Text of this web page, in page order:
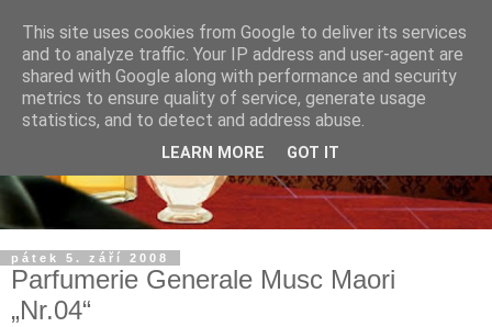
pátek 5. září 2008
Parfumerie Generale Musc Maori
„Nr.04“
This site uses cookies from Google to deliver its services
and to analyze traffic. Your IP address and user-agent are
shared with Google along with performance and security
metrics to ensure quality of service, generate usage
statistics, and to detect and address abuse.
LEARN MORE GOT IT